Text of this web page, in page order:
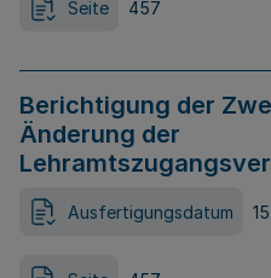
Seite 457
Berichtigung der
Änderung der
Ausfertigungsdatum